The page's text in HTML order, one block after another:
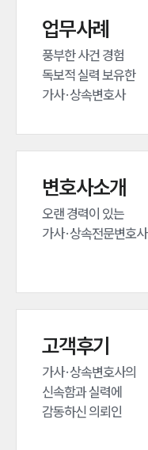
업무사례
풍부한 사건 경험
독보적 실력 보유한
가사·상속변호사
변호사소개
오랜 경력이 있는
가사·상속전문변호사
고객후기
가사·상속변호사의
신속함과 실력에
감동하신 의뢰인